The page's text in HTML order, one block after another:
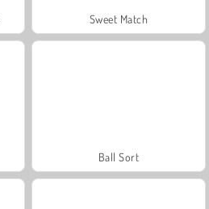
Sweet Match
Ball Sort